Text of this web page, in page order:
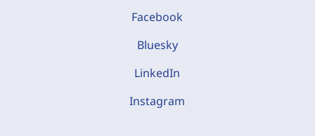
Facebook
Bluesky
LinkedIn
Instagram